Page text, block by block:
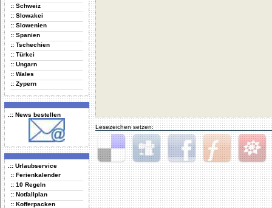
:: Schweiz
:: Slowakei
:: Slowenien
:: Spanien
:: Tschechien
:: Türkei
:: Ungarn
:: Wales
:: Zypern
.:: News bestellen
.:: Urlaubservice
:: Ferienkalender
:: 10 Regeln
:: Notfallplan
:: Kofferpacken
Lesezeichen setzen:
Delicious Digg Facebook Furl StudiVZ